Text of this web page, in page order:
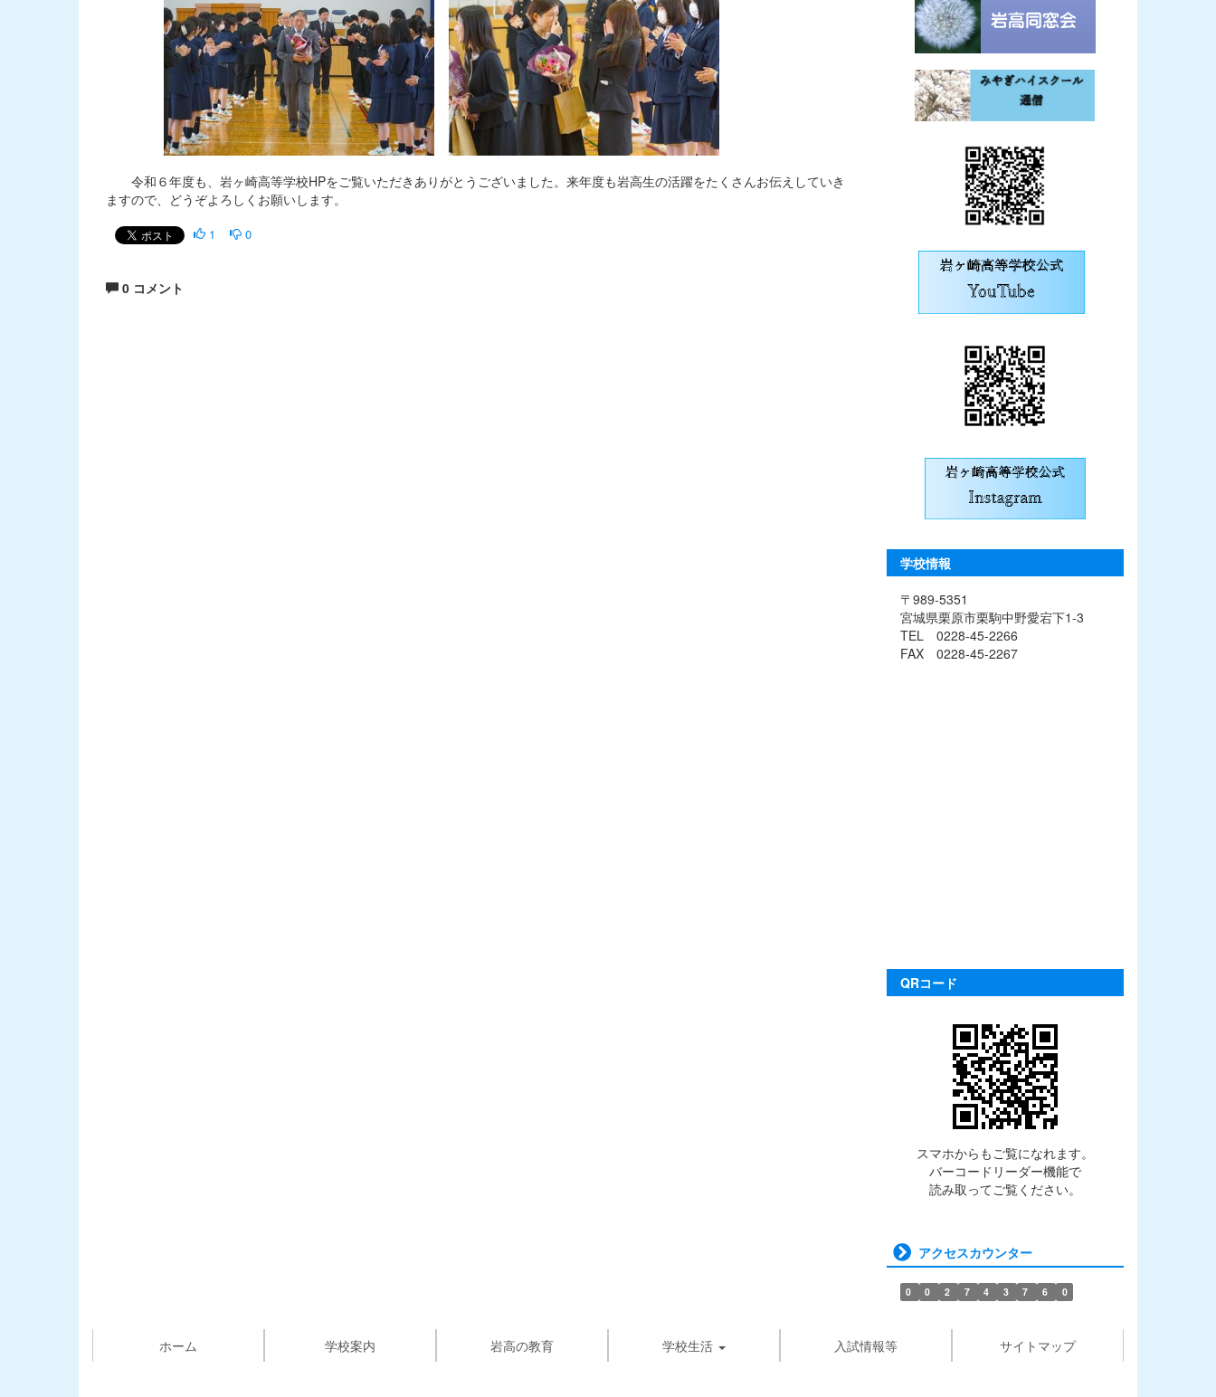
令和６年度も、岩ヶ崎高等学校HPをご覧いただきありがとうございました。来年度も岩高生の活躍をたくさんお伝えしていき
ますので、どうぞよろしくお願いします。
1 0
0 コメント
学校情報
〒989-5351
宮城県栗原市栗駒中野愛宕下1-3
TEL 0228-45-2266
FAX 0228-45-2267
QRコード
スマホからもご覧になれます。
バーコードリーダー機能で
読み取ってご覧ください。
アクセスカウンター
0 0 2 7 4 3 7 6 0
ホーム 学校案内 岩高の教育 学校生活 入試情報等 サイトマップ